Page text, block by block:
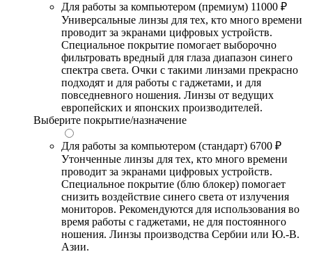
Для работы за компьютером (премиум) 11000 ₽
Универсальные линзы для тех, кто много времени
проводит за экранами цифровых устройств.
Специальное покрытие помогает выборочно
фильтровать вредный для глаза диапазон синего
спектра света. Очки с такими линзами прекрасно
подходят и для работы с гаджетами, и для
повседневного ношения. Линзы от ведущих
европейских и японских производителей.
Выберите покрытие/назначение
Для работы за компьютером (стандарт) 6700 ₽
Утонченные линзы для тех, кто много времени
проводит за экранами цифровых устройств.
Специальное покрытие (блю блокер) помогает
снизить воздействие синего света от излучения
мониторов. Рекомендуются для использования во
время работы с гаджетами, не для постоянного
ношения. Линзы производства Сербии или Ю.-В.
Азии.